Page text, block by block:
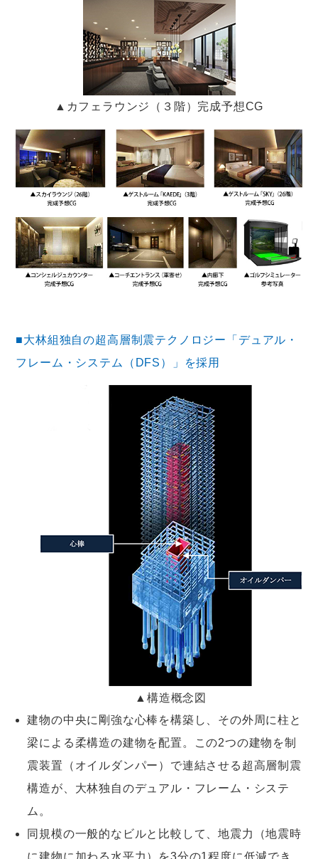
▲カフェラウンジ（３階）完成予想CG
■大林組独自の超高層制震テクノロジー「デュアル・
フレーム・システム（DFS）」を採用
▲構造概念図
建物の中央に剛強な心棒を構築し、その外周に柱と
梁による柔構造の建物を配置。この2つの建物を制
震装置（オイルダンパー）で連結させる超高層制震
構造が、大林独自のデュアル・フレーム・システ
ム。
同規模の一般的なビルと比較して、地震力（地震時
に建物に加わる水平力）を3分の1程度に低減でき